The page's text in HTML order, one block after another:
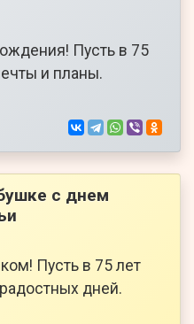
Пусть в 75
и планы.
с днем
Пусть в 75 лет
дней.